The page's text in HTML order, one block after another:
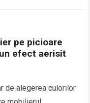
pe picioare
efect aerisit
de alegerea culorilor